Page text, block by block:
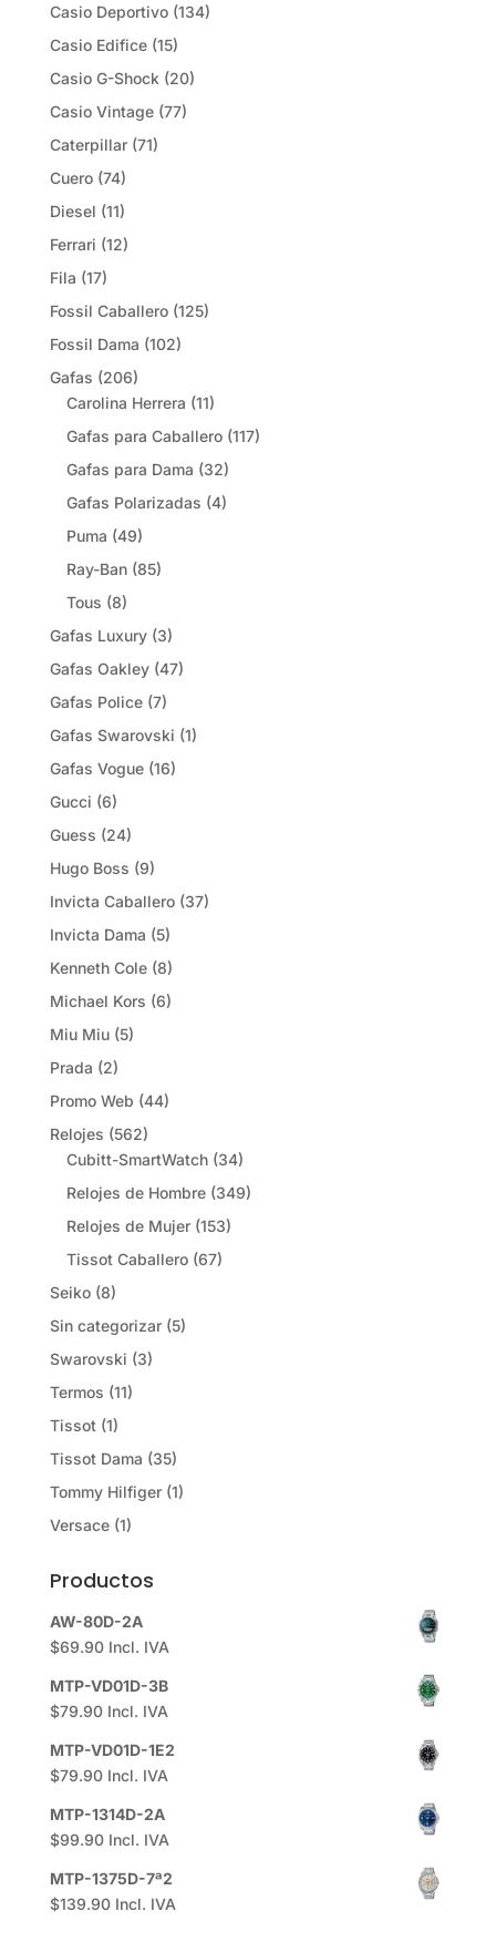
Casio Deportivo (134)
Casio Edifice (15)
Casio G-Shock (20)
Casio Vintage (77)
Caterpillar (71)
Cuero (74)
Diesel (11)
Ferrari (12)
Fila (17)
Fossil Caballero (125)
Fossil Dama (102)
Gafas (206)
Carolina Herrera (11)
Gafas para Caballero (117)
Gafas para Dama (32)
Gafas Polarizadas (4)
Puma (49)
Ray-Ban (85)
Tous (8)
Gafas Luxury (3)
Gafas Oakley (47)
Gafas Police (7)
Gafas Swarovski (1)
Gafas Vogue (16)
Gucci (6)
Guess (24)
Hugo Boss (9)
Invicta Caballero (37)
Invicta Dama (5)
Kenneth Cole (8)
Michael Kors (6)
Miu Miu (5)
Prada (2)
Promo Web (44)
Relojes (562)
Cubitt-SmartWatch (34)
Relojes de Hombre (349)
Relojes de Mujer (153)
Tissot Caballero (67)
Seiko (8)
Sin categorizar (5)
Swarovski (3)
Termos (11)
Tissot (1)
Tissot Dama (35)
Tommy Hilfiger (1)
Versace (1)
Productos
AW-80D-2A
$69.90 Incl. IVA
MTP-VD01D-3B
$79.90 Incl. IVA
MTP-VD01D-1E2
$79.90 Incl. IVA
MTP-1314D-2A
$99.90 Incl. IVA
MTP-1375D-7ª2
$139.90 Incl. IVA